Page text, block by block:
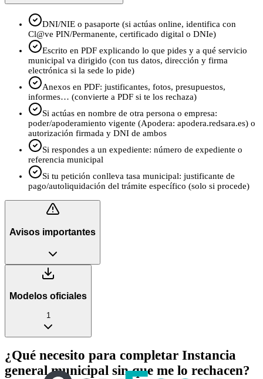
DNI/NIE o pasaporte (si actúas online, identifica con
Cl@ve PIN/Permanente, certificado digital o DNIe)
Escrito en PDF explicando lo que pides y a qué servicio
municipal va dirigido (con tus datos, dirección y firma
electrónica si la sede lo pide)
Anexos en PDF: justificantes, fotos, presupuestos,
informes… (convierte a PDF si te los rechaza)
Si actúas en nombre de otra persona o empresa:
poder/apoderamiento vigente (Apodera: apodera.redsara.es) o
autorización firmada y DNI de ambos
Si respondes a un expediente: número de expediente o
referencia municipal
Si tu petición conlleva tasa municipal: justificante de
pago/autoliquidación del trámite específico (solo si procede)
Avisos importantes
Modelos oficiales
1
¿Qué necesito para completar Instancia
general municipal sin que me lo rechacen?